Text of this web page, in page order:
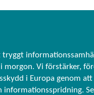
Vi förstärker,
i Europa genom att